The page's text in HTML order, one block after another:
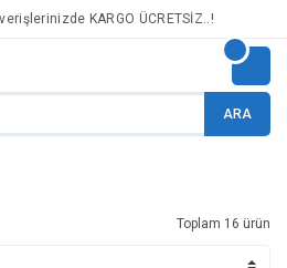
KARGO ÜCRETSİZ..!
ARA
Toplam 16 ürün